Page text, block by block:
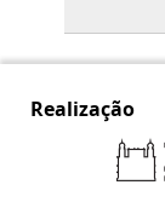
Realização